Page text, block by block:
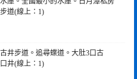
道(線上：1)
井步道。追尋蝶道。大肚3口古
井(線上：1)